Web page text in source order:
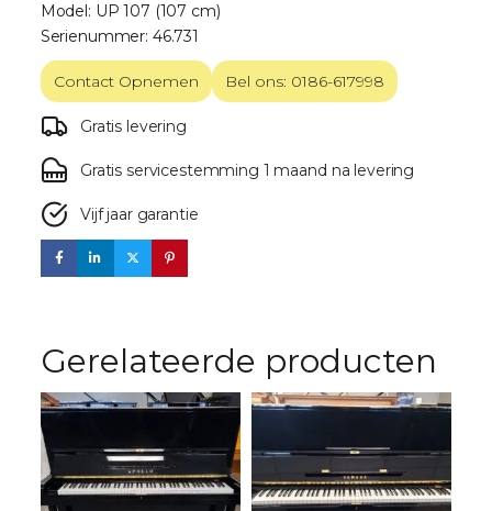
Model: UP 107 (107 cm)
Serienummer: 46.731
Contact Opnemen Bel ons: 0186-617998
Gratis levering
Gratis servicestemming 1 maand na levering
Vijf jaar garantie
Gerelateerde producten